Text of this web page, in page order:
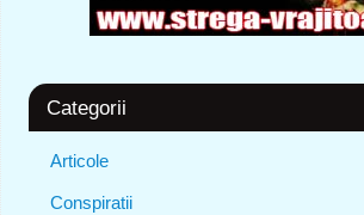
Categorii
Articole
Conspiratii